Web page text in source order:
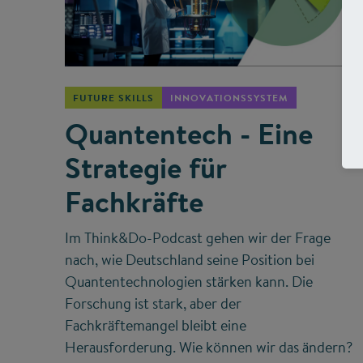
FUTURE SKILLS INNOVATIONSSYSTEM
Quantentech - Eine
Strategie für
Fachkräfte
Im Think&Do-Podcast gehen wir der Frage
nach, wie Deutschland seine Position bei
Quantentechnologien stärken kann. Die
Forschung ist stark, aber der
Fachkräftemangel bleibt eine
Herausforderung. Wie können wir das ändern?